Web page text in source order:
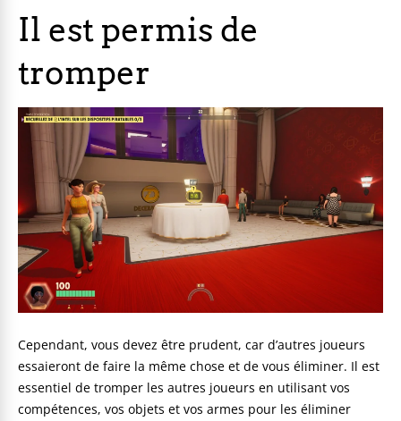
Il est permis de
tromper
Cependant, vous devez être prudent, car d’autres joueurs
essaieront de faire la même chose et de vous éliminer. Il est
essentiel de tromper les autres joueurs en utilisant vos
compétences, vos objets et vos armes pour les éliminer